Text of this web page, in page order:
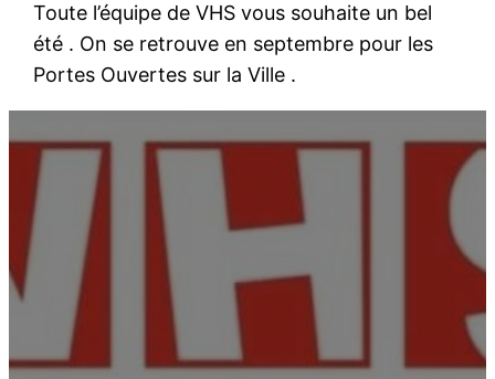
Toute l’équipe de VHS vous souhaite un bel
été . On se retrouve en septembre pour les
Portes Ouvertes sur la Ville .